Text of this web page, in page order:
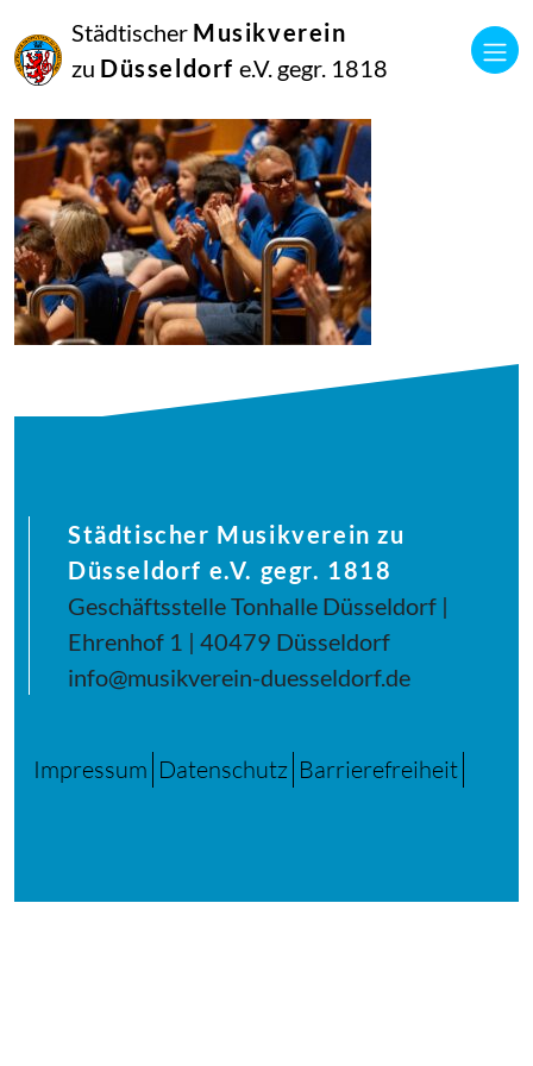
Städtischer Musikverein
zu Düsseldorf e.V. gegr. 1818
Juli
2025
Manfred Hill
Städtischer Musikverein zu
Düsseldorf e.V. gegr. 1818
Geschäftsstelle Tonhalle Düsseldorf |
Ehrenhof 1 | 40479 Düsseldorf
info@musikverein-duesseldorf.de
Impressum Datenschutz Barrierefreiheit